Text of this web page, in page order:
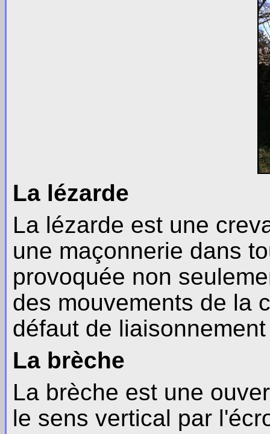
La lézarde
La lézarde est une
une maçonnerie dans
provoquée non
des mouvements de la
défaut de
La brèche
La brèche est une
le sens vertical par